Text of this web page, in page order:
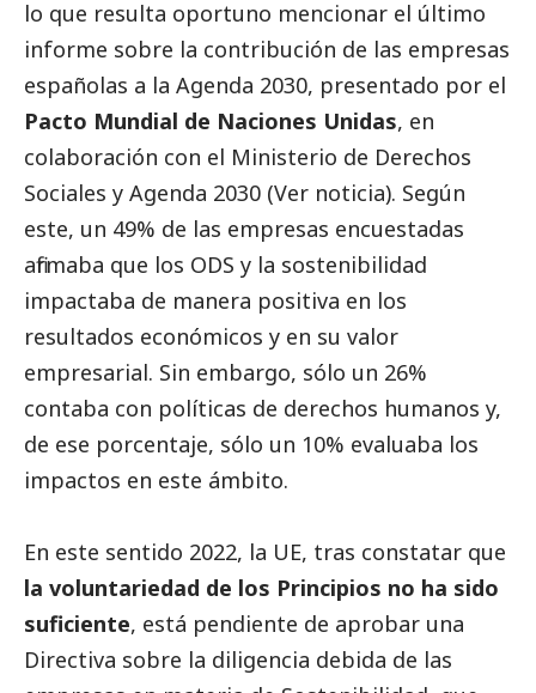
lo que resulta oportuno mencionar el último
informe sobre la contribución de las empresas
españolas a la Agenda 2030, presentado por el
Pacto Mundial de Naciones Unidas, en
colaboración con el Ministerio de Derechos
Sociales y Agenda 2030 (Ver noticia). Según
este, un 49% de las empresas encuestadas
afirmaba que los ODS y la sostenibilidad
impactaba de manera positiva en los
resultados económicos y en su valor
empresarial. Sin embargo, sólo un 26%
contaba con políticas de derechos humanos y,
de ese porcentaje, sólo un 10% evaluaba los
impactos en este ámbito.
En este sentido 2022, la UE, tras constatar que
la voluntariedad de los Principios no ha sido
suficiente, está pendiente de aprobar una
Directiva sobre la diligencia debida de las